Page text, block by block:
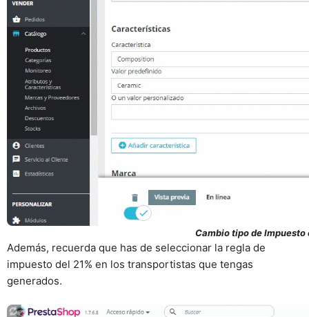
Cambio tipo de Impuesto
Además, recuerda que has de seleccionar la regla de
impuesto del 21% en los transportistas que tengas
generados.